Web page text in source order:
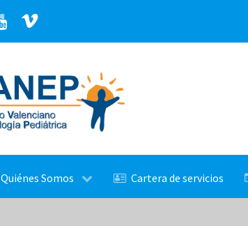
Quiénes Somos Cartera de servicios